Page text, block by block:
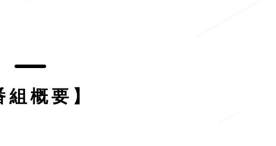
組概要】